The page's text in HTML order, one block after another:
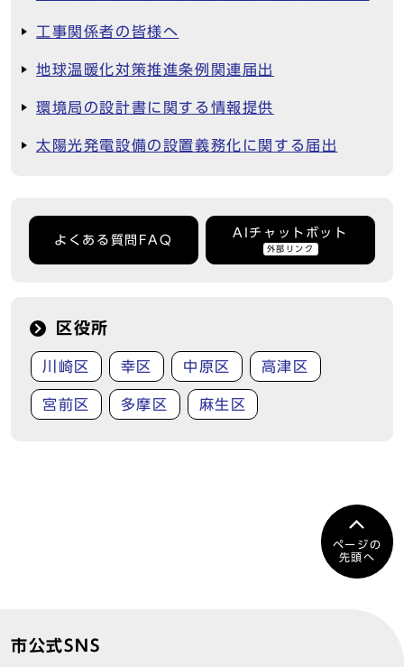
工事関係者の皆様へ
地球温暖化対策推進条例関連届出
環境局の設計書に関する情報提供
太陽光発電設備の設置義務化に関する届出
よくある質問FAQ
AIチャットボット
外部リンク
区役所
川崎区 幸区 中原区 高津区
宮前区 多摩区 麻生区
ページの
先頭へ
市公式SNS